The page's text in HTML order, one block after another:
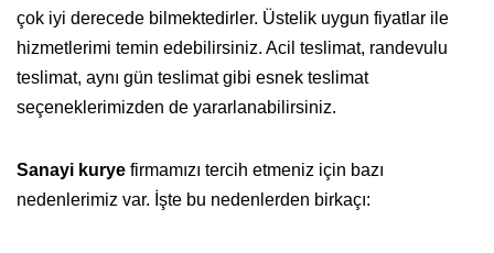
çok iyi derecede bilmektedirler. Üstelik uygun fiyatlar ile
hizmetlerimi temin edebilirsiniz. Acil teslimat, randevulu
teslimat, aynı gün teslimat gibi esnek teslimat
seçeneklerimizden de yararlanabilirsiniz.
Sanayi kurye firmamızı tercih etmeniz için bazı
nedenlerimiz var. İşte bu nedenlerden birkaçı: